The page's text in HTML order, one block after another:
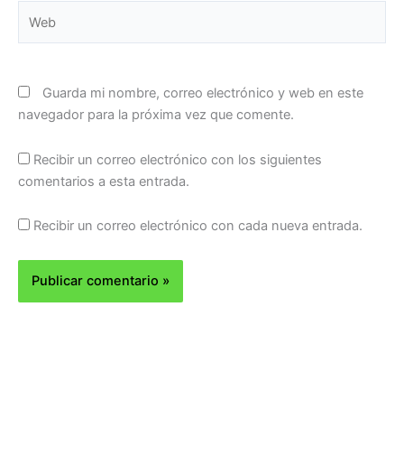
Guarda mi nombre, correo electrónico y web en este
navegador para la próxima vez que comente.
Recibir un correo electrónico con los siguientes
comentarios a esta entrada.
Recibir un correo electrónico con cada nueva entrada.